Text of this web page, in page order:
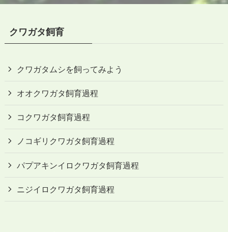
クワガタ飼育
クワガタムシを飼ってみよう
オオクワガタ飼育過程
コクワガタ飼育過程
ノコギリクワガタ飼育過程
パプアキンイロクワガタ飼育過程
ニジイロクワガタ飼育過程